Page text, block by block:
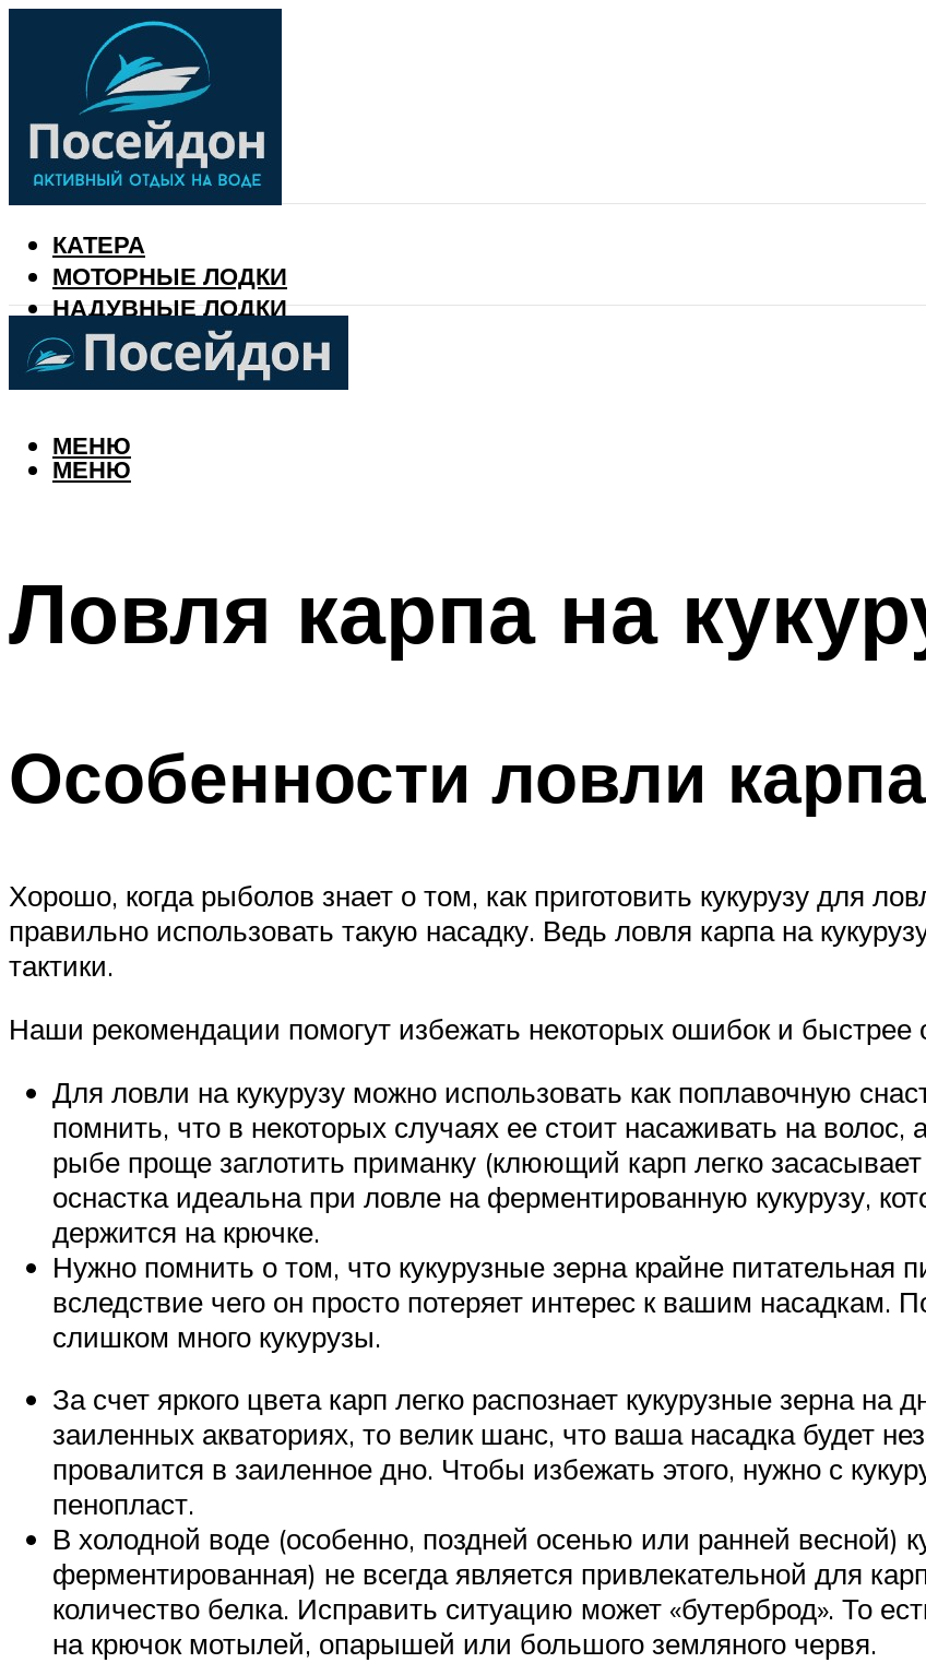
КАТЕРА
МОТОРНЫЕ ЛОДКИ
НАДУВНЫЕ ЛОДКИ
РЫБАЛКА
КАЛЕНДАРЬ РЫБАКА
МЕНЮ
МЕНЮ
Ловля карпа на
Особенности ловли
Хорошо, когда рыболов знает о том, как приготовить кукурузу для
правильно использовать такую насадку. Ведь ловля карпа на
тактики.
Наши рекомендации помогут избежать некоторых ошибок и быстрее
Для ловли на кукурузу можно использовать как поплавочную
помнить, что в некоторых случаях ее стоит насаживать на волос,
рыбе проще заглотить приманку (клюющий карп легко
оснастка идеальна при ловле на ферментированную кукурузу,
держится на крючке.
Нужно помнить о том, что кукурузные зерна крайне питательная
вследствие чего он просто потеряет интерес к вашим насадкам.
слишком много кукурузы.
За счет яркого цвета карп легко распознает кукурузные зерна
заиленных акваториях, то велик шанс, что ваша насадка будет
провалится в заиленное дно. Чтобы избежать этого, нужно с
пенопласт.
В холодной воде (особенно, поздней осенью или ранней весной)
ферментированная) не всегда является привлекательной для
количество белка. Исправить ситуацию может «бутерброд». То
на крючок мотылей, опарышей или большого земляного червя.